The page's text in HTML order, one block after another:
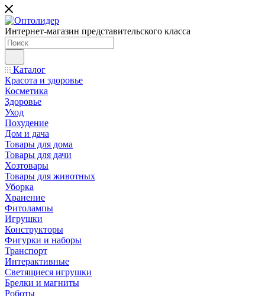
Интернет-магазин представительского класса
Каталог
Красота и здоровье
Косметика
Здоровье
Уход
Похудение
Дом и дача
Товары для дома
Товары для дачи
Хозтовары
Товары для животных
Уборка
Хранение
Фитолампы
Игрушки
Конструкторы
Фигурки и наборы
Транспорт
Интерактивные
Светящиеся игрушки
Брелки и магниты
Роботы